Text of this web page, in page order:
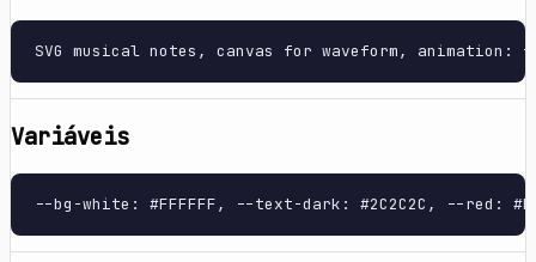
SVG musical notes, canvas for waveform,
Variáveis
--bg-white: #FFFFFF, --text-dark: #2C2C2C, --red: